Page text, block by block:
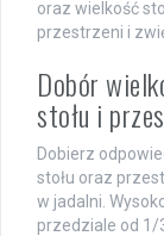
oraz wielkość
przestrzeni i
Dobór
stołu i
Dobierz
stołu oraz
w jadalni.
przedziale od 1/